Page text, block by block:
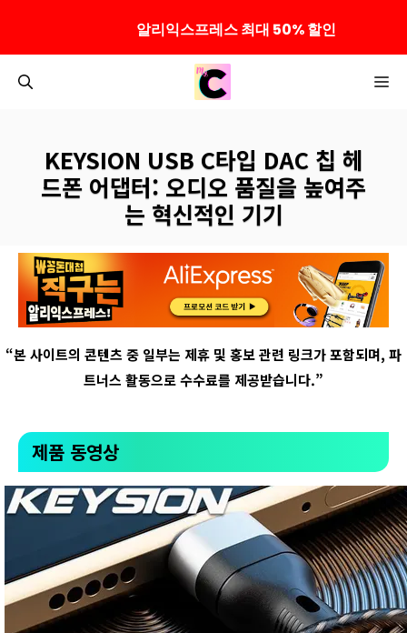
KEYSION USB C타입 DAC 칩 헤
드폰 어댑터: 오디오 품질을 높여주
는 혁신적인 기기
“본 사이트의 콘텐츠 중 일부는 제휴 및 홍보 관련 링크가 포함되며, 파
트너스 활동으로 수수료를 제공받습니다.”
제품 동영상
알리익스프레스 최대 50% 할인